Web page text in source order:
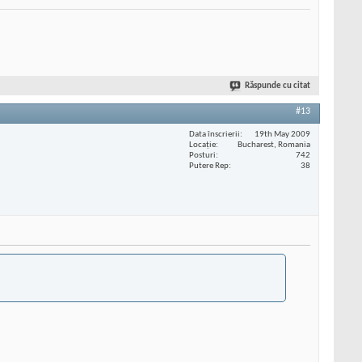
Răspunde cu citat
#13
Data înscrierii
19th May 2009
Locaţie
Bucharest, Romania
Posturi
742
Putere Rep
38